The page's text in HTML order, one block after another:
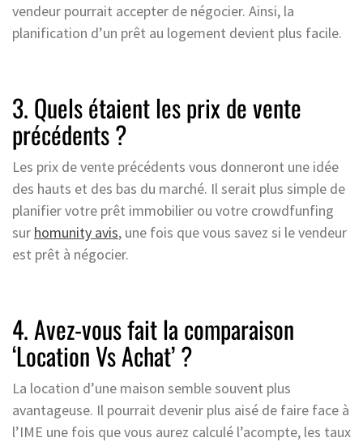
vendeur pourrait accepter de négocier. Ainsi, la
planification d’un prêt au logement devient plus facile.
3. Quels étaient les prix de vente
précédents ?
Les prix de vente précédents vous donneront une idée
des hauts et des bas du marché. Il serait plus simple de
planifier votre prêt immobilier ou votre crowdfunfing
sur homunity avis, une fois que vous savez si le vendeur
est prêt à négocier.
4. Avez-vous fait la comparaison
‘Location Vs Achat’ ?
La location d’une maison semble souvent plus
avantageuse. Il pourrait devenir plus aisé de faire face à
l’IME une fois que vous aurez calculé l’acompte, les taux